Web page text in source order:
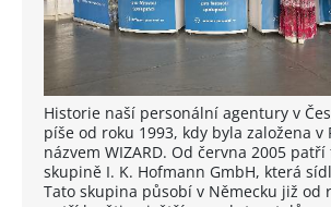
Historie naší personální agentury v
píše od roku 1993, kdy byla založena v
názvem WIZARD. Od června 2005
skupině I. K. Hofmann GmbH, která
Tato skupina působí v Německu již od